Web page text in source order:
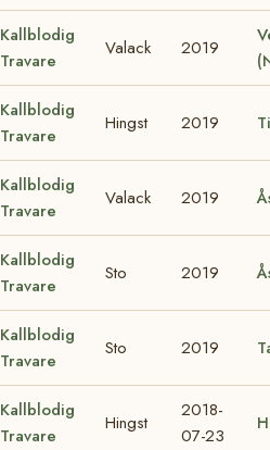
Kallblodig
Travare
Valack 2019
Kallblodig
Travare
Hingst 2019
Kallblodig
Travare
Valack 2019
Kallblodig
Travare
Sto 2019
Kallblodig
Travare
Sto 2019
Kallblodig
Travare
Hingst
2018-
07-23